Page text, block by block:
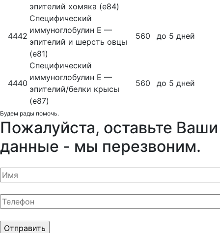
эпителий хомяка (е84)
4442
Специфический
иммуноглобулин Е —
эпителий и шерсть овцы
(е81)
560 до 5 дней
4440
Специфический
иммуноглобулин Е —
эпителий/белки крысы
(е87)
560 до 5 дней
Будем рады помочь.
Пожалуйста, оставьте Ваши
данные - мы перезвоним.